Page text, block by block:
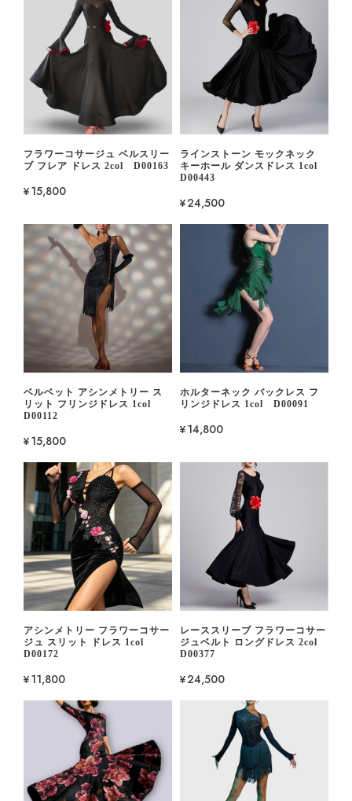
フラワーコサージュ ベルスリー
ブ フレア ドレス 2col D00163
¥15,800
ラインストーン モックネック
キーホール ダンスドレス 1col
D00443
¥24,500
ベルベット アシンメトリー ス
リット フリンジドレス 1col
D00112
¥15,800
ホルターネック バックレス フ
リンジドレス 1col D00091
¥14,800
アシンメトリー フラワーコサー
ジュ スリット ドレス 1col
D00172
¥11,800
レーススリーブ フラワーコサー
ジュベルト ロングドレス 2col
D00377
¥24,500